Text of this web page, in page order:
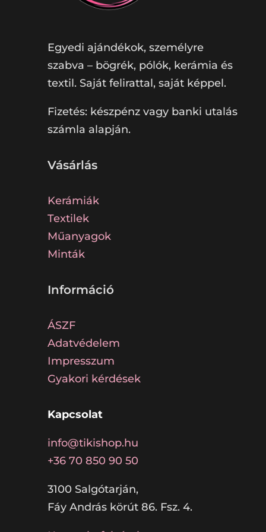
Egyedi ajándékok, személyre
szabva – bögrék, pólók, kerámia és
textil. Saját felirattal, saját képpel.
Fizetés: készpénz vagy banki utalás
számla alapján.
Vásárlás
Kerámiák
Textilek
Műanyagok
Minták
Információ
ÁSZF
Adatvédelem
Impresszum
Gyakori kérdések
Kapcsolat
info@tikishop.hu
+36 70 850 90 50
3100 Salgótarján,
Fáy András körút 86. Fsz. 4.